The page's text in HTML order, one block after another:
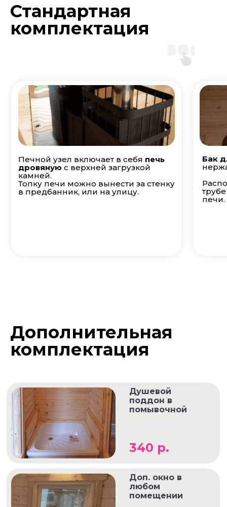
Стандартная
комплектация
Печной узел включает в себя печь
дровяную с верхней загрузкой
камней.
Топку печи можно вынести за стенку
в предбанник, или на улицу.
Бак
печи.
Дополнительная
комплектация
Доп. окно в
любом
помещении
340 р.
Душевой
поддон в
помывочной